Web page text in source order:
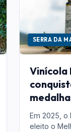
SERRA DA
Vinícola
Prestige
Em 2025, o
eleito o